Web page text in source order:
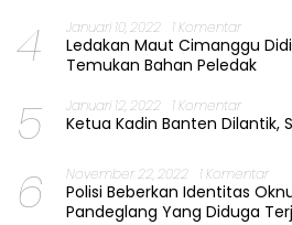
4 Januari 10, 2022 1 Komentar
Ledakan Maut Cimanggu
Temukan Bahan Peledak
5 Januari 12, 2022 1 Komentar
Ketua Kadin Banten Dilantik,
6 November 22, 2022 1 Komentar
Polisi Beberkan Identitas
Pandeglang Yang Diduga